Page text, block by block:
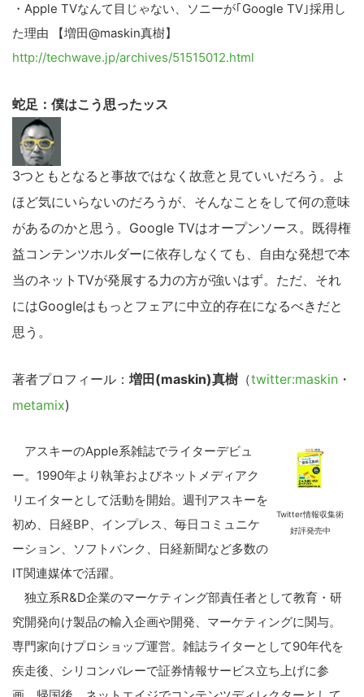
・Apple TVなんて目じゃない、ソニーが｢Google TV｣採用し
た理由 【増田@maskin真樹】
http://techwave.jp/archives/51515012.html
蛇足：僕はこう思ったッス
3つともとなると事故ではなく故意と見ていいだろう。よ
ほど気にいらないのだろうが、そんなことをして何の意味
があるのかと思う。Google TVはオープンソース。既得権
益コンテンツホルダーに依存しなくても、自由な発想で本
当のネットTVが発展する力の方が強いはず。ただ、それ
にはGoogleはもっとフェアに中立的存在になるべきだと
思う。
著者プロフィール： 増田(maskin)真樹 （twitter:maskin ・
metamix)
Twitter情報収集術
好評発売中
アスキーのApple系雑誌でライターデビュ
ー。1990年より執筆およびネットメディアク
リエイターとして活動を開始。週刊アスキーを
初め、日経BP、インプレス、毎日コミュニケ
ーション、ソフトバンク、日経新聞など多数の
IT関連媒体で活躍。
独立系R&D企業のマーケティング部責任者として教育・研
究開発向け製品の輸入企画や開発、マーケティングに関与。
専門家向けプロショップ運営。雑誌ライターとして90年代を
疾走後、シリコンバレーで証券情報サービス立ち上げに参